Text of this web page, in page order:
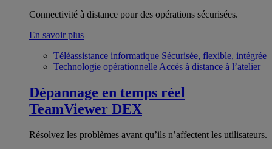
Connectivité à distance pour des opérations sécurisées.
En savoir plus
Téléassistance informatique Sécurisée, flexible, intégrée
Technologie opérationnelle Accès à distance à l’atelier
Dépannage en temps réel
TeamViewer DEX
Résolvez les problèmes avant qu’ils n’affectent les utilisateurs.